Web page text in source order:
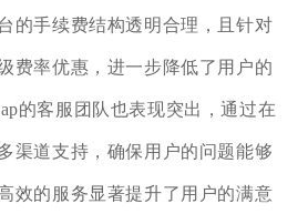
的手续费结构透明合理，且针对
费率优惠，进一步降低了用户的
的客服团队也表现突出，通过在
渠道支持，确保用户的问题能够
效的服务显著提升了用户的满意